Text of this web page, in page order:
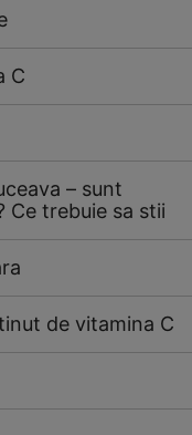
C
– sunt
Ce trebuie sa stii
de vitamina C